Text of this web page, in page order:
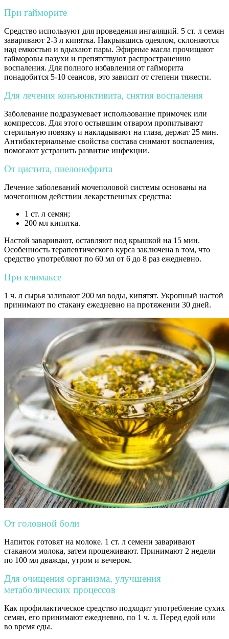
При гайморите
Средство используют для проведения ингаляций. 5 ст. л семян
заваривают 2-3 л кипятка. Накрывшись одеялом, склоняются
над емкостью и вдыхают пары. Эфирные масла прочищают
гайморовы пазухи и препятствуют распространению
воспаления. Для полного избавления от гайморита
понадобится 5-10 сеансов, это зависит от степени тяжести.
Для лечения конъюнктивита, снятия воспаления
Заболевание подразумевает использование примочек или
компрессов. Для этого остывшим отваром пропитывают
стерильную повязку и накладывают на глаза, держат 25 мин.
Антибактериальные свойства состава снимают воспаления,
помогают устранить развитие инфекции.
От цистита, пиелонефрита
Лечение заболеваний мочеполовой системы основаны на
мочегонном действии лекарственных средства:
1 ст. л семян;
200 мл кипятка.
Настой заваривают, оставляют под крышкой на 15 мин.
Особенность терапевтического курса заключена в том, что
средство употребляют по 60 мл от 6 до 8 раз ежедневно.
При климаксе
1 ч. л сырья заливают 200 мл воды, кипятят. Укропный настой
принимают по стакану ежедневно на протяжении 30 дней.
От головной боли
Напиток готовят на молоке. 1 ст. л семени заваривают
стаканом молока, затем процеживают. Принимают 2 недели
по 100 мл дважды, утром и вечером.
Для очищения организма, улучшения
метаболических процессов
Как профилактическое средство подходит употребление сухих
семян, его принимают ежедневно, по 1 ч. л. Перед едой или
во время еды.